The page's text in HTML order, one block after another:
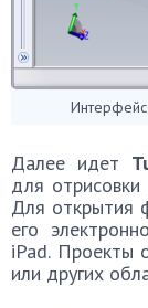
Далее идет
для
Для открытия
его
iPad. Проекты
или других